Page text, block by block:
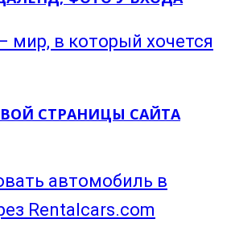
мир, в который хочется
автомобиль в
Rentalcars.com